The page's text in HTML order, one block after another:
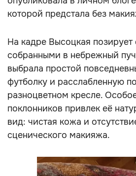
которой предстала без
На кадре Высоцкая
собранными в небрежный
выбрала простой
футболку и расслабленную
разноцветном кресле.
поклонников привлек её
вид: чистая кожа и
сценического макияжа.